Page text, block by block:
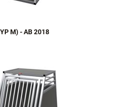
M) - AB 2018